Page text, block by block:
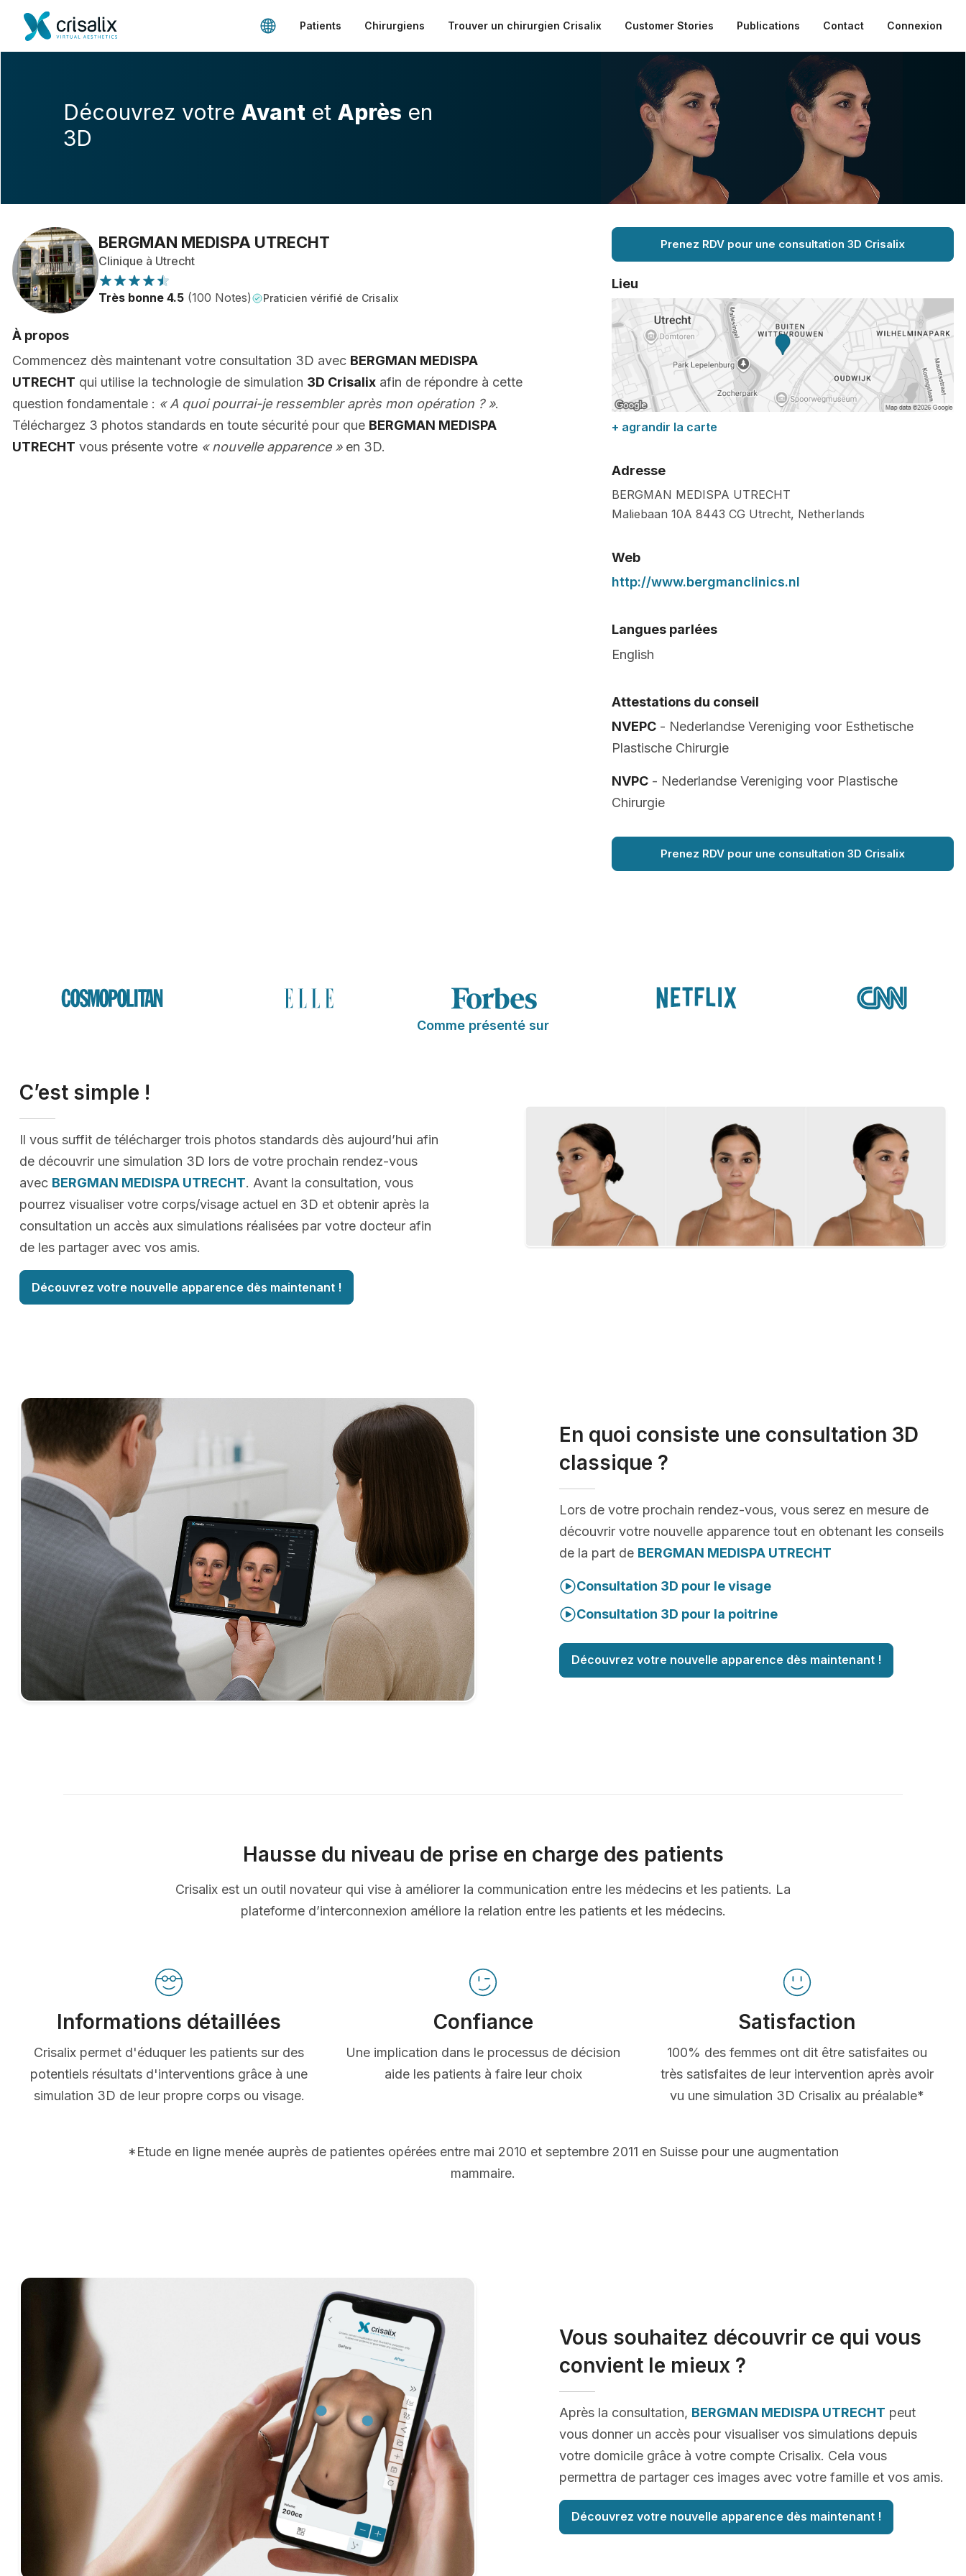
Patients Chirurgiens Trouver un chirurgien Crisalix Customer Stories Publications Contact Connexion
Découvrez votre Avant et Après en
3D
BERGMAN MEDISPA UTRECHT
Clinique à Utrecht
Très bonne 4.5 (100 Notes) Praticien vérifié de Crisalix
À propos
Commencez dès maintenant votre consultation 3D avec BERGMAN MEDISPA
UTRECHT qui utilise la technologie de simulation 3D Crisalix afin de répondre à cette
question fondamentale : « A quoi pourrai-je ressembler après mon opération ? ».
Téléchargez 3 photos standards en toute sécurité pour que BERGMAN MEDISPA
UTRECHT vous présente votre « nouvelle apparence »en 3D.
Prenez RDV pour une consultation 3D Crisalix
Lieu
+ agrandir la carte
Adresse
BERGMAN MEDISPA UTRECHT
Maliebaan 10A 8443 CG Utrecht, Netherlands
Web
http://www.bergmanclinics.nl
Langues parlées
English
Attestations du conseil
NVEPC - Nederlandse Vereniging voor Esthetische
Plastische Chirurgie
NVPC - Nederlandse Vereniging voor Plastische
Chirurgie
Prenez RDV pour une consultation 3D Crisalix
Comme présenté sur
C’est simple !
Il vous suffit de télécharger trois photos standards dès aujourd’hui afin
de découvrir une simulation 3D lors de votre prochain rendez-vous
avec BERGMAN MEDISPA UTRECHT. Avant la consultation, vous
pourrez visualiser votre corps/visage actuel en 3D et obtenir après la
consultation un accès aux simulations réalisées par votre docteur afin
de les partager avec vos amis.
Découvrez votre nouvelle apparence dès maintenant !
En quoi consiste une consultation 3D
classique ?
Lors de votre prochain rendez-vous, vous serez en mesure de
découvrir votre nouvelle apparence tout en obtenant les conseils
de la part de BERGMAN MEDISPA UTRECHT
Consultation 3D pour le visage
Consultation 3D pour la poitrine
Découvrez votre nouvelle apparence dès maintenant !
Hausse du niveau de prise en charge des patients
Crisalix est un outil novateur qui vise à améliorer la communication entre les médecins et les patients. La
plateforme d’interconnexion améliore la relation entre les patients et les médecins.
Informations détaillées
Crisalix permet d'éduquer les patients sur des
potentiels résultats d'interventions grâce à une
simulation 3D de leur propre corps ou visage.
Confiance
Une implication dans le processus de décision
aide les patients à faire leur choix
Satisfaction
100% des femmes ont dit être satisfaites ou
très satisfaites de leur intervention après avoir
vu une simulation 3D Crisalix au préalable*
*Etude en ligne menée auprès de patientes opérées entre mai 2010 et septembre 2011 en Suisse pour une augmentation
mammaire.
Vous souhaitez découvrir ce qui vous
convient le mieux ?
Après la consultation, BERGMAN MEDISPA UTRECHT peut
vous donner un accès pour visualiser vos simulations depuis
votre domicile grâce à votre compte Crisalix. Cela vous
permettra de partager ces images avec votre famille et vos amis.
Découvrez votre nouvelle apparence dès maintenant !